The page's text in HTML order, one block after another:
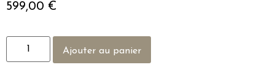
599,00 €
Ajouter au panier